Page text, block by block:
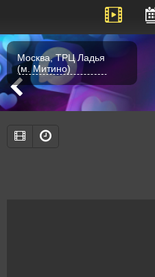
Москва, ТРЦ Ладья
(м. Митино)